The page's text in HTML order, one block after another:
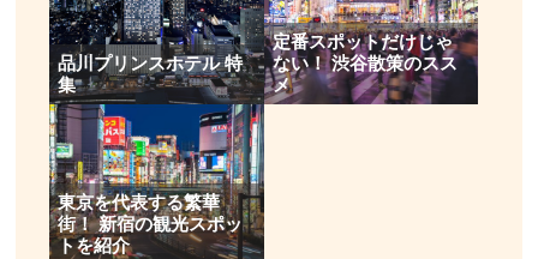
品川プリンスホテル 特
集
定番スポットだけじゃ
ない！ 渋谷散策のスス
メ
東京を代表する繁華
街！ 新宿の観光スポッ
トを紹介